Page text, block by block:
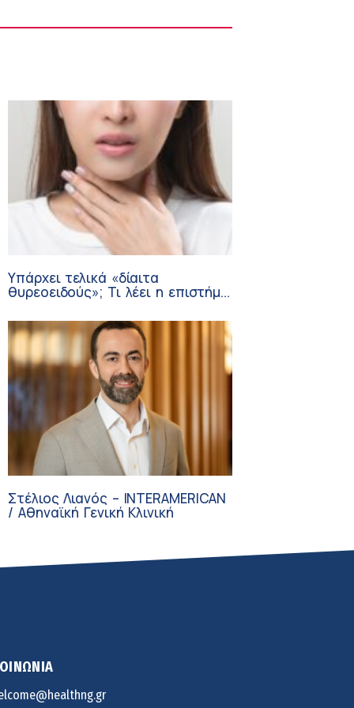
Κινητών Ιατρικών Μονάδων (ΚΙΜ)
Υπάρχει τελικά «δίαιτα
θυρεοειδούς»; Τι λέει η επιστήμη
συμπληρώματα
Στέλιος Λιανός – INTERAMERICAN
/ Αθηναϊκή Γενική Κλινική